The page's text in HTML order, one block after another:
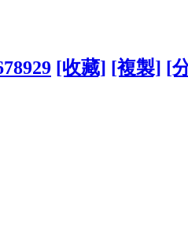
[收藏] [複製] [